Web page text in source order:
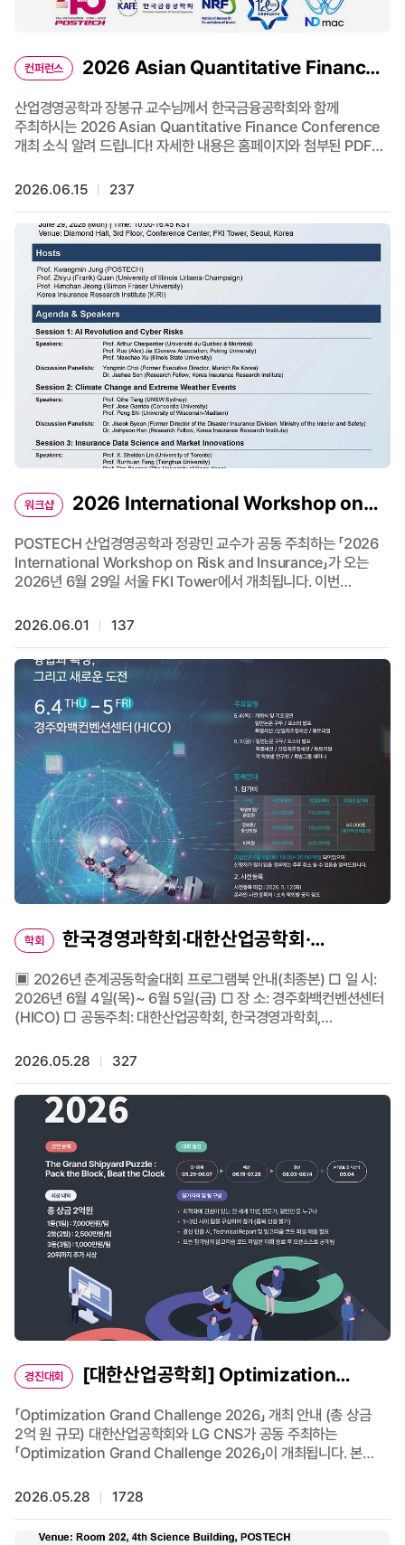
컨퍼런스
Conference 개최
산업경영공학과 장봉규 교수님께서 한국금융공학회와 함께
주최하시는 2026 Asian Quantitative Finance Conference
개최 소식 알려 드립니다! 자세한 내용은 홈페이지와 첨부된 PDF
2026.06.15 237
워크샵
Risk and Insurance 개최
POSTECH 산업경영공학과 정광민 교수가 공동 주최하는 「2026
International Workshop on Risk and Insurance」가 오는
2026년 6월 29일 서울 FKI Tower에서 개최됩니다. 이번
Economics(IME) Conference에 앞서 진행되는 행사로, 글로벌
주요 이슈를 논의합니다. 💡 주요 주제 • AI Revolution & Cyber
Risks • Climate Change & Extreme Weather Events •
Insurance Data Science & Market Innovations 이번 행사는
POSTECH, University of Illinois Urbana-
Champaign(UIUC), Simon Fraser University, 그리고
보험연구원(KIRI)이 공동으로 주최합니다. 학계와 산업계 전문가
간의 협력을 확대하고, 리스크 관리와 보험 분야의 최신 연구 및 산업
동향을 공유하는 뜻깊은 자리가 될 것으로 기대됩니다. 🔗 자세한
정보 및 등록: https://iwri.postech.ac.kr/IWRI/index.do 🔗
링크드인 게시물: https://buly.kr/6MtJcSD 📌 29th
Insurance: Mathematics and Economics(IME)
Conferencehttps: //ime2026.org/
2026.06.01 137
학회
한국경영과학회·대한산업공학회·
한국시뮬레이션학회, 2026 춘계공동학술대회
개최
▣ 2026년 춘계공동학술대회 프로그램북 안내(최종본) □ 일 시:
2026년 6월 4일(목)~ 6월 5일(금) □ 장 소: 경주화백컨벤션센터
(HICO) □ 공동주최: 대한산업공학회, 한국경영과학회,
2026.05.28 327
경진대회
Grand Challenge 2026 개최
「Optimization Grand Challenge 2026」 개최 안내 (총 상금
2억 원 규모) 대한산업공학회와 LG CNS가 공동 주최하는
「Optimization Grand Challenge 2026」이 개최됩니다. 본
경진대회로, 최적화·알고리즘·데이터 기반 문제 해결에 관심 있는
올해 대회는 총 상금 2억 원 규모로 운영되며, 전국 대학(원)생과
2026.05.28 1728